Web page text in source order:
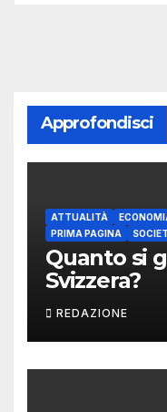
Approfondisci
ATTUALITÀ
PRIMA PAGINA
Quanto si
Svizzera?
REDAZIONE